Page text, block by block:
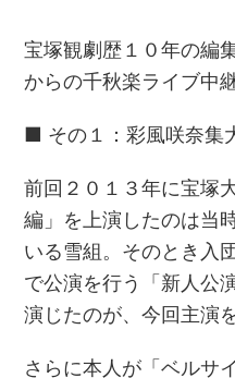
宝塚観劇歴１０年の編
からの千秋楽ライブ中
■ その１：彩風咲奈集
前回２０１３年に宝塚
編」を上演したのは当
いる雪組。そのとき入
で公演を行う「新人公
演じたのが、今回主演
さらに本人が「ベルサ